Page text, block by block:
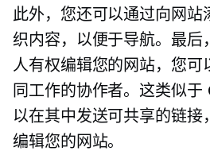
此外，您还可以通过向网站
织内容，以便于导航。最后
人有权编辑您的网站，您可
同工作的协作者。这类似
以在其中发送可共享的链接
编辑您的网站。